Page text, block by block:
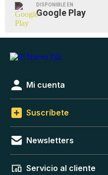
DISPONIBLE EN
Google Play
Mi cuenta
Suscríbete
Newsletters
Servicio al cliente